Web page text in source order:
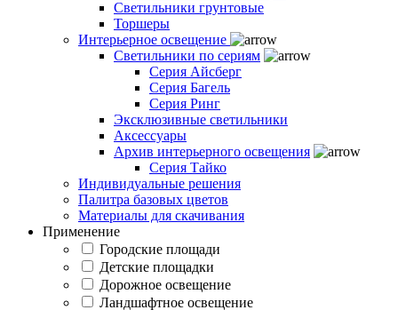
Светильники грунтовые
Торшеры
Интерьерное освещение
Светильники по сериям
Серия Айсберг
Серия Багель
Серия Ринг
Эксклюзивные светильники
Аксессуары
Архив интерьерного освещения
Серия Тайко
Индивидуальные решения
Палитра базовых цветов
Материалы для скачивания
Применение
Городские площади
Детские площадки
Дорожное освещение
Ландшафтное освещение